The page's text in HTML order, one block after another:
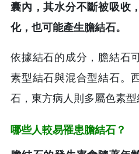
囊內，其水分不斷被吸收
化，也可能產生膽結石。
依據結石的成分，膽結石
素型結石與混合型結石。
石，東方病人則多屬色素型
哪些人較易罹患膽結石？